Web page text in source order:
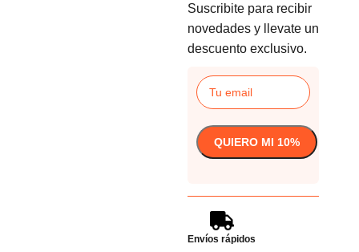
Suscribite para recibir
novedades y llevate un
descuento exclusivo.
Envíos rápidos